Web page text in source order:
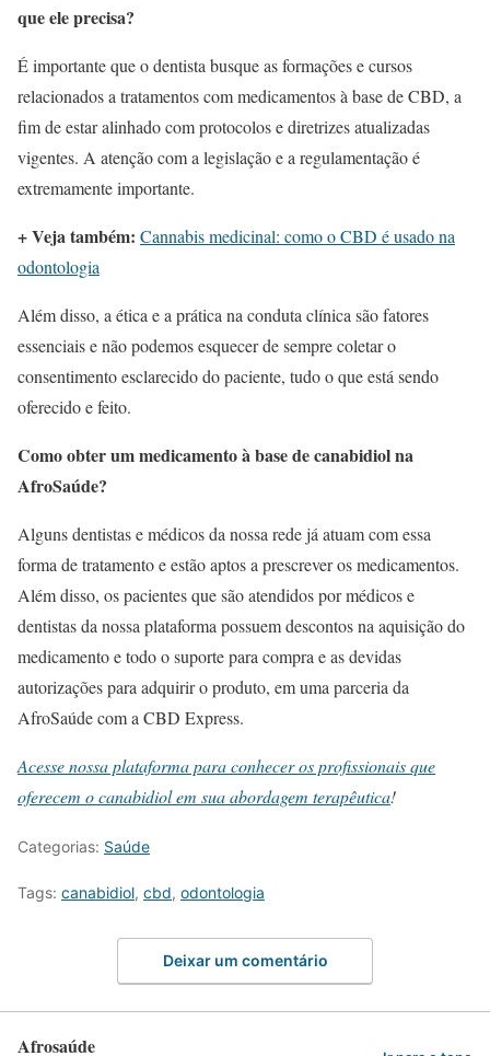
que ele precisa?
É importante que o dentista busque as formações e cursos
relacionados a tratamentos com medicamentos à base de CBD, a
fim de estar alinhado com protocolos e diretrizes atualizadas
vigentes. A atenção com a legislação e a regulamentação é
extremamente importante.
+ Veja também: Cannabis medicinal: como o CBD é usado na
odontologia
Além disso, a ética e a prática na conduta clínica são fatores
essenciais e não podemos esquecer de sempre coletar o
consentimento esclarecido do paciente, tudo o que está sendo
oferecido e feito.
Como obter um medicamento à base de canabidiol na
AfroSaúde?
Alguns dentistas e médicos da nossa rede já atuam com essa
forma de tratamento e estão aptos a prescrever os medicamentos.
Além disso, os pacientes que são atendidos por médicos e
dentistas da nossa plataforma possuem descontos na aquisição do
medicamento e todo o suporte para compra e as devidas
autorizações para adquirir o produto, em uma parceria da
AfroSaúde com a CBD Express.
Acesse nossa plataforma para conhecer os profissionais que
oferecem o canabidiol em sua abordagem terapêutica!
Categorias: Saúde
Tags: canabidiol, cbd, odontologia
Deixar um comentário
Afrosaúde